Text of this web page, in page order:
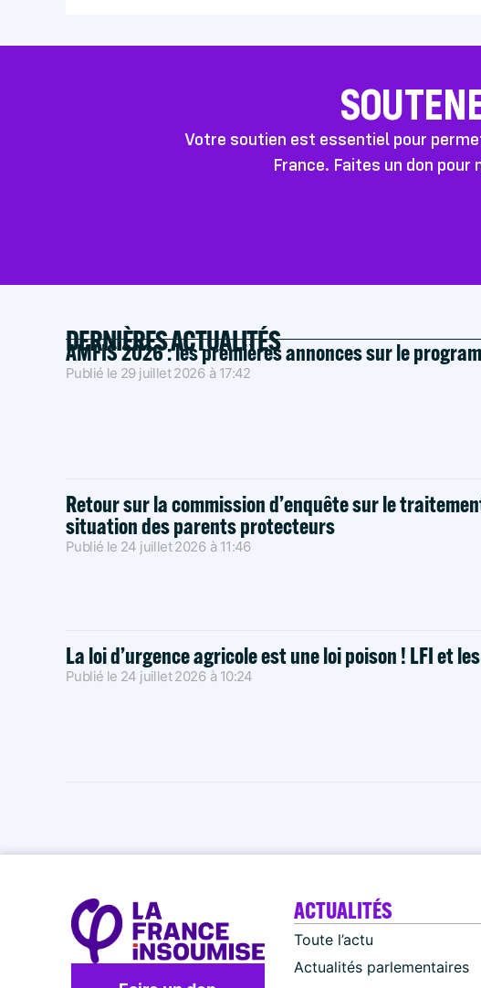
Votre soutien est essentiel pour
France. Faites un don
DERNIÈRES ACTUALITÉS
AMFIS 2026 : les premières annonces sur le
Publié le 29 juillet 2026 à 17:42
Retour sur la commission d’enquête sur le
situation des parents protecteurs
Publié le 24 juillet 2026 à 11:46
La loi d’urgence agricole est une loi poison ! LFI et
Publié le 24 juillet 2026 à 10:24
ACTUALITÉS
Toute l’actu
Actualités parlementaires